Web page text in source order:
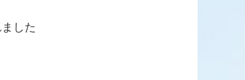
した